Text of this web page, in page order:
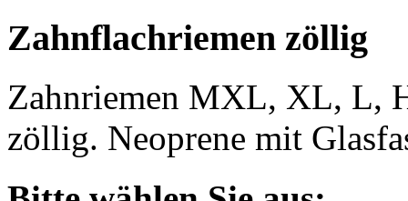
Zahnflachriemen zöllig
Zahnriemen MXL, XL, L,
zöllig. Neoprene mit